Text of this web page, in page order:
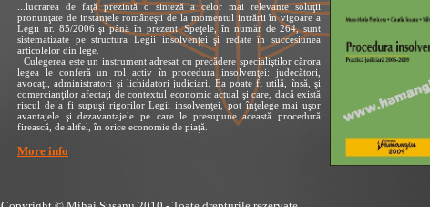
...lucrarea de faţă prezintă o sinteză a celor mai relevante soluţii
pronunţate de instanţele româneşti de la momentul intrării în vigoare a
Legii nr. 85/2006 şi până în prezent. Speţele, în număr de 264, sunt
sistematizate pe structura Legii insolvenţei şi redate în succesiunea
articolelor din lege.
Culegerea este un instrument adresat cu precădere specialiştilor cărora
legea le conferă un rol activ în procedura insolvenţei: judecători,
avocaţi, administratori şi lichidatori judiciari. Ea poate fi utilă, însă, şi
comercianţilor afectaţi de contextul economic actual şi care, dacă există
riscul de a fi supuşi rigorilor Legii insolvenţei, pot înţelege mai uşor
avantajele şi dezavantajele pe care le presupune această procedură
firească, de altfel, în orice economie de piaţă.
More info